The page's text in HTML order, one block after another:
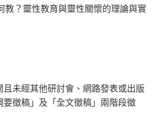
教？靈性教育與靈性關懷的理論與實
未經其他研討會、網路發表或出版
要徵稿」及「全文徵稿」兩階段徵